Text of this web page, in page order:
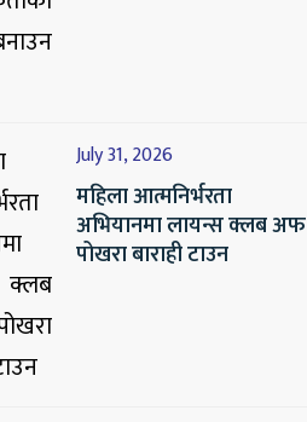
July 31, 2026
महिला आत्मनिर्भरता
अभियानमा लायन्स क्लब अफ
पोखरा बाराही टाउन